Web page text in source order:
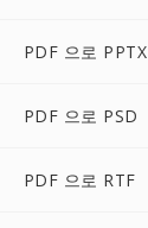
PDF 으로 PPTX
PDF 으로 PSD
PDF 으로 RTF